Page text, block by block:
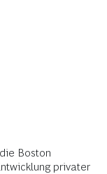
Boston
privater